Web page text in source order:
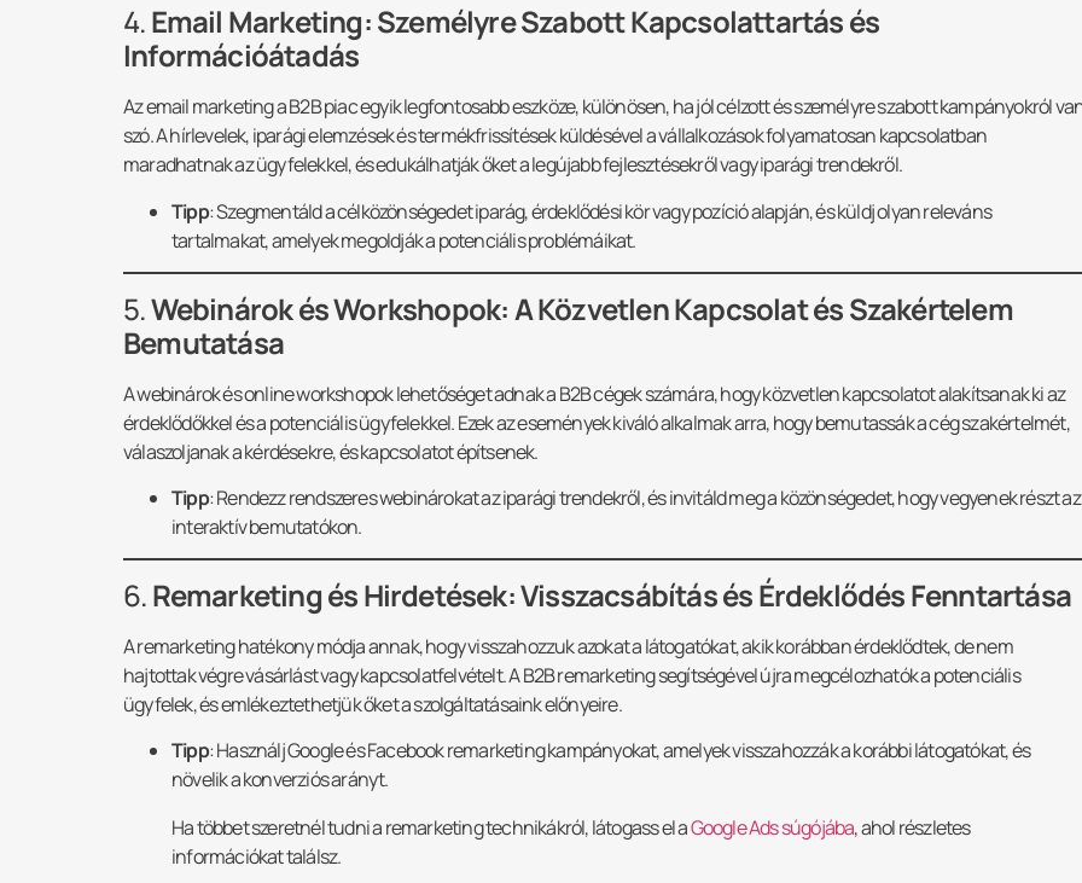
4.Email Marketing: Személyre Szabott Kapcsolattartás és
Információátadás
Az email marketing a B2B piac egyik legfontosabb eszköze, különösen, ha jól célzott és személyre szabott kampányokról
szó. A hírlevelek, iparági elemzések és termékfrissítések küldésével a vállalkozások folyamatosan kapcsolatban
maradhatnak az ügyfelekkel, és edukálhatják őket a legújabb fejlesztésekről vagy iparági trendekről.
Tipp: Szegmentáld a célközönségedet iparág, érdeklődési kör vagy pozíció alapján, és küldj olyan releváns
tartalmakat, amelyek megoldják a potenciális problémáikat.
5.Webinárok és Workshopok: A Közvetlen Kapcsolat és Szakértelem
Bemutatása
A webinárok és online workshopok lehetőséget adnak a B2B cégek számára, hogy közvetlen kapcsolatot alakítsanak ki az
érdeklődőkkel és a potenciális ügyfelekkel. Ezek az események kiváló alkalmak arra, hogy bemutassák a cég szakértelmét,
válaszoljanak a kérdésekre, és kapcsolatot építsenek.
Tipp: Rendezz rendszeres webinárokat az iparági trendekről, és invitáld meg a közönségedet, hogy vegyenek részt az
interaktív bemutatókon.
6.Remarketing és Hirdetések: Visszacsábítás és Érdeklődés Fenntartása
A remarketing hatékony módja annak, hogy visszahozzuk azokat a látogatókat, akik korábban érdeklődtek, de nem
hajtottak végre vásárlást vagy kapcsolatfelvételt. A B2B remarketing segítségével újra megcélozhatók a potenciális
ügyfelek, és emlékeztethetjük őket a szolgáltatásaink előnyeire.
Tipp: Használj Google és Facebook remarketing kampányokat, amelyek visszahozzák a korábbi látogatókat, és
növelik a konverziós arányt.
Ha többet szeretnél tudni a remarketing technikákról, látogass el aGoogle Ads súgójába, ahol részletes
információkat találsz.